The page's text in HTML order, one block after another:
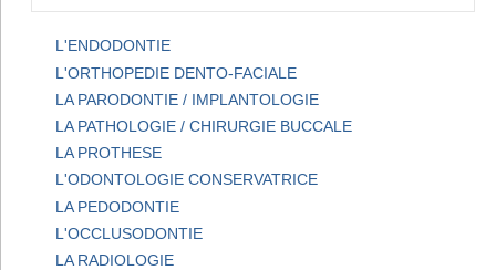
L'ENDODONTIE
L'ORTHOPEDIE DENTO-FACIALE
LA PARODONTIE / IMPLANTOLOGIE
LA PATHOLOGIE / CHIRURGIE BUCCALE
LA PROTHESE
L'ODONTOLOGIE CONSERVATRICE
LA PEDODONTIE
L'OCCLUSODONTIE
LA RADIOLOGIE